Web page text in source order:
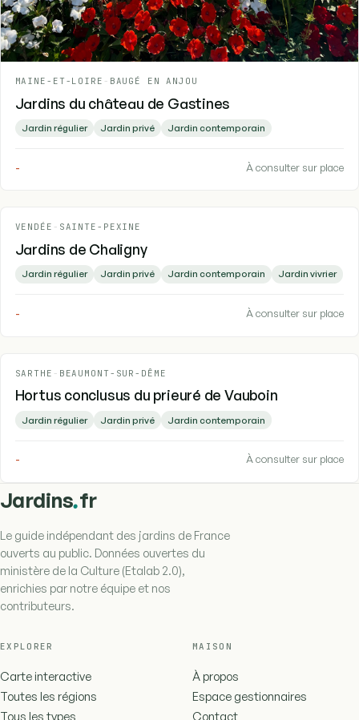
MAINE-ET-LOIRE - BAUGÉ EN ANJOU
Jardins du château de Gastines
Jardin régulier Jardin privé Jardin contemporain
- À consulter sur place
VENDÉE - SAINTE-PEXINE
Jardins de Chaligny
Jardin régulier Jardin privé Jardin contemporain Jardin vivrier
- À consulter sur place
SARTHE - BEAUMONT-SUR-DÊME
Hortus conclusus du prieuré de Vauboin
Jardin régulier Jardin privé Jardin contemporain
- À consulter sur place
Jardins.fr
Le guide indépendant des jardins de France
ouverts au public. Données ouvertes du
ministère de la Culture (Etalab 2.0),
enrichies par notre équipe et nos
contributeurs.
EXPLORER
Carte interactive
Toutes les régions
Tous les types
MAISON
À propos
Espace gestionnaires
Contact